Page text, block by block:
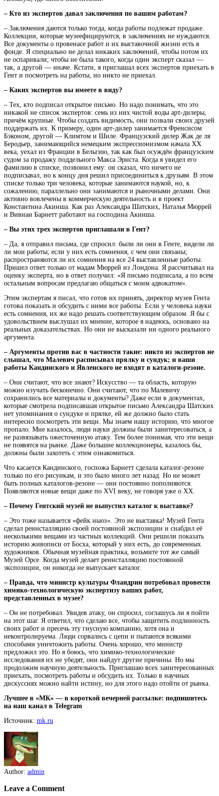
– Кто из экспертов давал заключения по вашим работам?
– Заключения даются только тогда, когда работы подлежат продаже.
Коллекции, которые музеефицируются, в заключениях не нуждаются.
Все документы о провенасе работ и их выставочной жизни есть в
фонде. Я специально не делал никаких заключений, чтобы потом их
не оспаривали; чтобы не была такого, когда один эксперт сказал —
так, а другой — иначе. Кстати, я приглашал всех экспертов приехать в
Гент и посмотреть на работы, но никто не приехал.
– Каких экспертов вы имеете в виду?
– Тех, кто подписал открытое письмо. Но надо понимать, что это
никакой не список экспертов: семь из них чистой воды арт-дилеры,
причём крупные. Чтобы создать видимость, они позвали своих друзей
поддержать их. К примеру, один арт-дилер занимается Френсисом
Бэконом, другой — Климтом и Шиле. Французский дилер Жак де ля
Беродьер, занимающийся немецким экспрессионизмом начала ХХ
века, уехал из Франции в Бельгию, так как был осуждён французским
судом за продажу поддельного Макса Эрнста. Когда я увидел его
фамилию в списке, позвонил ему: он сказал, что ничего не
подписывал, но к концу дня решил присоединиться к друзьям. В этом
списке только три человека, которые занимаются наукой, но, к
сожалению, параллельно они занимаются и рыночными делами. Они
активно вовлечены в коммерческую деятельность и в проект
Константина Акинша. Как раз Александра Шатских, Наталья Мюррей
и Вивиан Барнетт работают на господина Акинша.
– Вы этих трех экспертов приглашали в Гент?
– Да, я отправил письма, где спросил: были ли они в Генте, видели ли
ли мои работы; если у них есть сомнения, с чем они связаны;
распространяются ли их сомнения на все 24 выставленные работы.
Пришел ответ только от мадам Мюррей из Лондона. Я рассчитывал на
оценку эксперта, но в ответ получил: «Я письмо подписала, а по всем
остальным вопросам предлагаю общаться с моим адвокатом».
Этим экспертам я писал, что готов их принять, директор музея Гента
готова показать и обсудить с ними все работы. Если у человека науки
есть сомнения, их же надо решать соответствующим образом. Я бы с
удовольствием выслушал их мнение, которое я надеюсь, основано на
реальных доказательствах. Но они не высказали ни одного реального
аргумента.
– Аргументы против вас в частности такие: никто из экспертов не
слышал, что Малевич расписывал прялку и сундук; и ваши
работы Кандинского и Явленского не входят в каталоги-резоне.
– Они считают, что все знают? Искусство — та область, которую
можно изучать бесконечно. Они считают, что по Малевичу
сохранились все материалы и документы? Даже если в документах,
которые смотрела подписавшая открытое письмо Александра Шатских
нет упоминания о сундуке и прялке, ей же должно было стать
интересно посмотреть эти вещи. Мы знаем нашу историю, что многое
пропало. Мне казалось, люди науки должны были заинтересоваться, а
не развязывать ожесточенную атаку. Тем более понимая, что эти вещи
не появятся на рынке. Даже большие коллекционеры, казалось бы,
должны были захотеть с этим ознакомиться.
Что касается Кандинского, госпожа Барнетт сделала каталог-резоне
только по его рисункам, и это было много лет назад. Но не может
быть полных каталогов-резоне — они постоянно пополняются.
Появляются новые вещи даже по XVI веку, не говоря уже о ХХ.
– Почему Гентский музей не выпустил каталог к выставке?
– Это тоже называется «фейк ньюз». Это не выставка! Музей Гента
сделал реинсталляцию своей постоянной экспозиции и снабдил её
несколькими вещами из частных коллекций. Они решили показать
историю живописи от Босха, который у них есть, до современных
художников. Обычная музейная практика, возьмите тот же самый
Музей Орсе. Когда музей делает реинсталляцию постоянной
экспозиции, он никогда не выпускает каталог.
– Правда, что министр культуры Фландрии потребовал провести
химико-технологическую экспертизу ваших работ,
представленных в музее?
– Он не потребовал. Увидев атаку, он спросил, соглашусь ли я пойти
на этот шаг. Я ответил, что сделаю все, чтобы защитить подлинность
своих работ и пресечь эту гнусную компанию, хотя она и
неконтролируема. Люди сорвались с цепи и пытаются всякими
способами уничтожить работы. Очень хорошо, что министр
предложил это. Но я боюсь, что химико-технологические
исследования их не убедят, они найдут другие причины. Но мы
продолжим научную деятельность. Приглашаю всех заинтересованных
приехать, посмотреть работы и обсудить их. Только в научных
дискуссиях можно найти истину, но для этого надо отойти от рынка.
Лучшее в «МК» — в короткой вечерней рассылке: подпишитесь
на наш канал в Telegram
Источник: mk.ru
Author: admin
Leave a Comment